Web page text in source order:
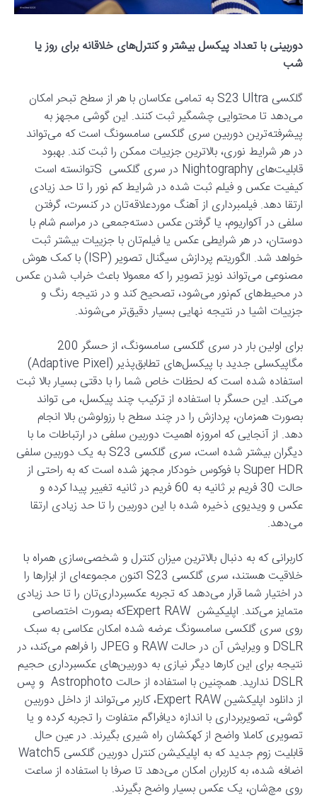
دوربینی با تعداد پیکسل بیشتر و کنترل‌های خلاقانه برای روز یا
شب
گلکسی S23 Ultra به تمامی عکاسان با هر از سطح تبحر امکان
می‌دهد تا محتوایی چشمگیر ثبت کنند. این گوشی مجهز به
پیشرفته‌ترین دوربین سری گلکسی سامسونگ است که می‌تواند
در هر شرایط نوری، بالاترین جزییات ممکن را ثبت کند. بهبود
قابلیت‌های Nightography در سری گلکسی Sتوانسته است
کیفیت عکس و فیلم ثبت شده در شرایط کم‌ نور را تا حد زیادی
ارتقا دهد. فیلمبرداری از آهنگ موردعلاقه‌تان در کنسرت، گرفتن
سلفی در آکواریوم، یا گرفتن عکس دسته‌جمعی در مراسم شام با
دوستان، در هر شرایطی عکس یا فیلم‌تان با جزییات بیشتر ثبت
خواهد شد. الگوریتم پردازش سیگنال تصویر (ISP) با کمک هوش
مصنوعی می‌تواند نویز تصویر را که معمولا باعث خراب شدن عکس
در محیط‌های کم‌نور می‌شود، تصحیح کند و در نتیجه رنگ و
جزییات اشیا در نتیجه نهایی بسیار دقیق‌تر می‌شوند.
برای اولین بار در سری گلکسی سامسونگ، از حسگر 200
مگاپیکسلی جدید با پیکسل‌های تطابق‌پذیر (Adaptive Pixel)
استفاده شده است که لحظات خاص شما را با دقتی بسیار بالا ثبت
می‌کند. این حسگر با استفاده از ترکیب چند پیکسل، می تواند
بصورت همزمان، پردازش را در چند سطح با رزولوشن بالا انجام
دهد. از آنجایی که امروزه اهمیت دوربین سلفی در ارتباطات ما با
دیگران بیشتر شده است، سری گلکسی S23 به یک دوربین سلفی
Super HDR با فوکوس خودکار مجهز شده است که به راحتی از
حالت 30 فریم بر ثانیه به 60 فریم در ثانیه تغییر پیدا کرده و
عکس و ویدیوی ذخیره شده با این دوربین را تا حد زیادی ارتقا
می‌دهد.
کاربرانی که به دنبال بالاترین میزان کنترل و شخصی‌سازی همراه با
خلاقیت هستند، سری گلکسی S23 اکنون مجموعه‌ای از ابزارها را
در اختیار شما قرار می‌دهد که تجربه عکسبرداری‌تان را تا حد زیادی
متمایز می‌کند. اپلیکیشن Expert RAWکه بصورت اختصاصی
روی سری گلکسی سامسونگ عرضه شده امکان عکاسی به سبک
DSLR و ویرایش آن در حالت RAW و JPEG را فراهم می‌کند، در
نتیجه برای این کارها دیگر نیازی به دوربین‌های عکسبرداری حجیم
DSLR ندارید. همچنین با استفاده از حالت Astrophoto و پس
از دانلود اپلیکشین Expert RAW، کاربر می‌تواند از داخل دوربین
گوشی، تصویربرداری با اندازه دیافراگم متفاوت را تجربه کرده و یا
تصویری کاملا واضح از کهکشان راه شیری بگیرند. در عین حال
قابلیت زوم جدید که به اپلیکیشن کنترل دوربین گلکسی Watch5
اضافه شده، به کاربران امکان می‌دهد تا صرفا با استفاده از ساعت
روی مچ‌شان، یک عکس بسیار واضح بگیرند.